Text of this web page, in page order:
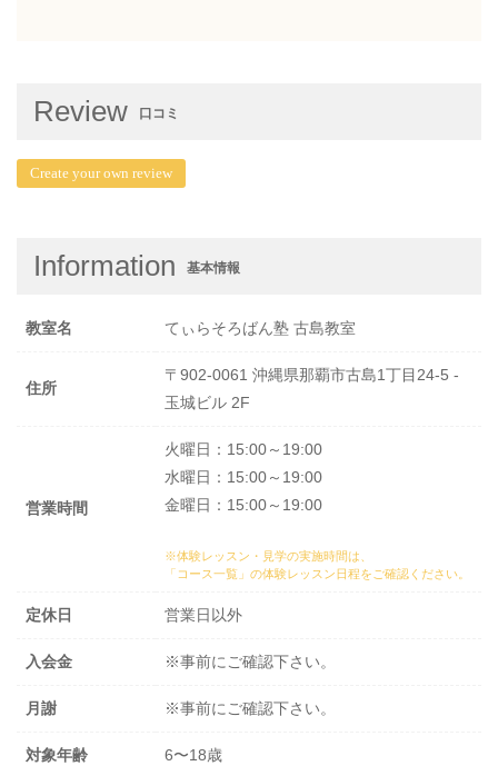
Review 口コミ
Create your own review
Information 基本情報
教室名 てぃらそろばん塾 古島教室
住所
〒902-0061 沖縄県那覇市古島1丁目24-5 -
玉城ビル 2F
営業時間
火曜日：15:00～19:00
水曜日：15:00～19:00
金曜日：15:00～19:00
※体験レッスン・見学の実施時間は、
「コース一覧」の体験レッスン日程をご確認ください。
定休日 営業日以外
入会金 ※事前にご確認下さい。
月謝 ※事前にご確認下さい。
対象年齢 6〜18歳